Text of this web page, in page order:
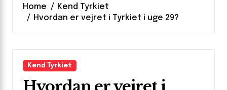
Home
Kend Tyrkiet
Hvordan er vejret i Tyrkiet i uge 29?
Kend Tyrkiet
Hvordan er vejret i